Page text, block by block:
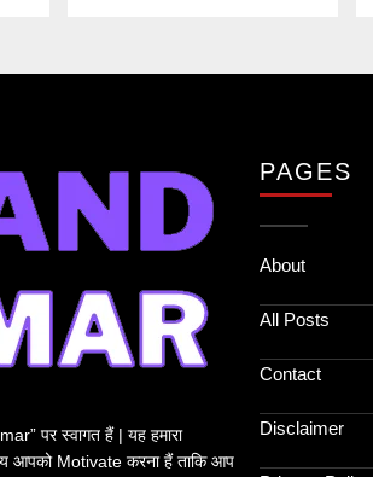
पर स्वागत हैं | यह हमारा
आपको Motivate करना हैं ताकि आप
PAGES
About
All Posts
Contact
Disclaimer